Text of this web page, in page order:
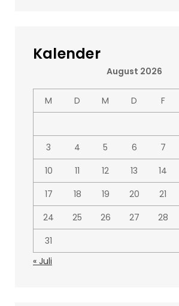
Kalender
August 2026
M D M D F
3
4 5 6 7
10
11 12 13 14
17
18 19 20 21
24
25 26 27 28
31
« Juli